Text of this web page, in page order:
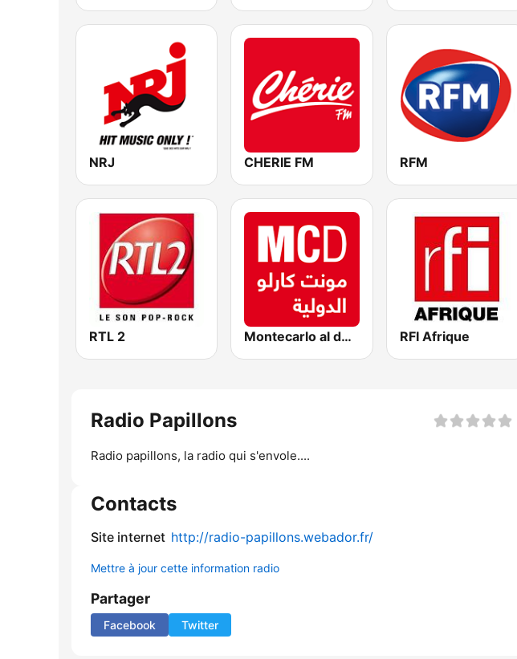
NRJ CHERIE FM RFM
RTL 2 Montecarlo al doualiya (مونت كارلو الدولية) RFI Afrique
Radio Papillons
Radio papillons, la radio qui s'envole....
Contacts
Site internet http://radio-papillons.webador.fr/
Mettre à jour cette information radio
Partager
Facebook Twitter